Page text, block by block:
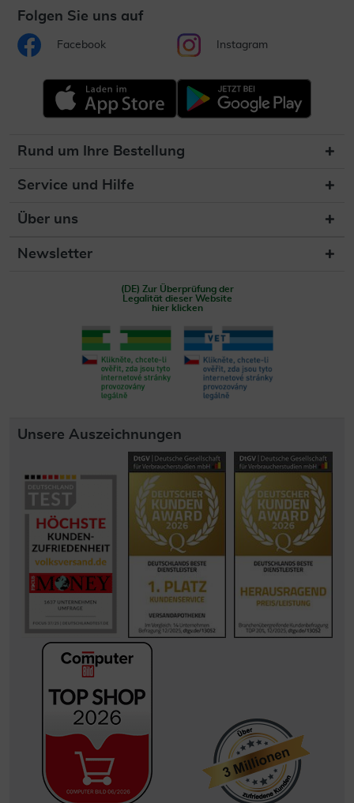
Folgen Sie uns auf
Facebook Instagram
Rund um Ihre Bestellung
Service und Hilfe
Über uns
Newsletter
(DE) Zur Überprüfung der
Legalität dieser Website
hier klicken
Unsere Auszeichnungen